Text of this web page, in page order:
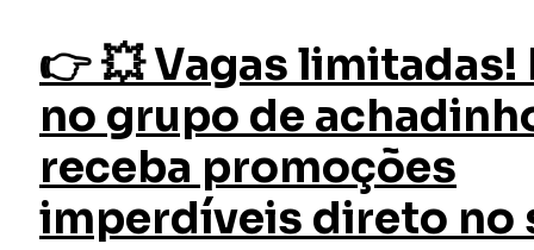
fazer login
Início Cursos Cursos Gratuitos Introdução à Depressão
Curso Introdução à Depressão